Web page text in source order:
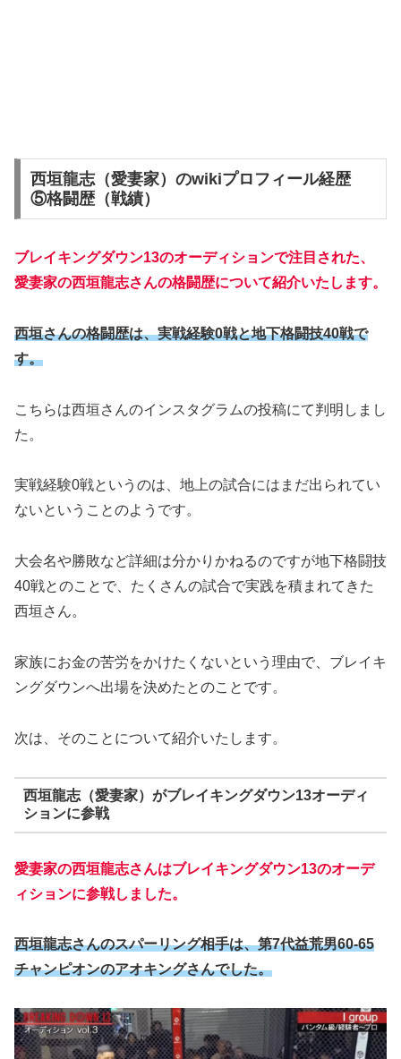
西垣龍志（愛妻家）のwikiプロフィール経歴
⑤格闘歴（戦績）
ブレイキングダウン13のオーディションで注目された、
愛妻家の西垣龍志さんの格闘歴について紹介いたします。
西垣さんの格闘歴は、実戦経験0戦と地下格闘技40戦で
す。
こちらは西垣さんのインスタグラムの投稿にて判明しまし
た。
実戦経験0戦というのは、地上の試合にはまだ出られてい
ないということのようです。
大会名や勝敗など詳細は分かりかねるのですが地下格闘技
40戦とのことで、たくさんの試合で実践を積まれてきた
西垣さん。
家族にお金の苦労をかけたくないという理由で、ブレイキ
ングダウンへ出場を決めたとのことです。
次は、そのことについて紹介いたします。
西垣龍志（愛妻家）がブレイキングダウン13オーディ
ションに参戦
愛妻家の西垣龍志さんはブレイキングダウン13のオーデ
ィションに参戦しました。
西垣龍志さんのスパーリング相手は、第7代益荒男60-65
チャンピオンのアオキングさんでした。